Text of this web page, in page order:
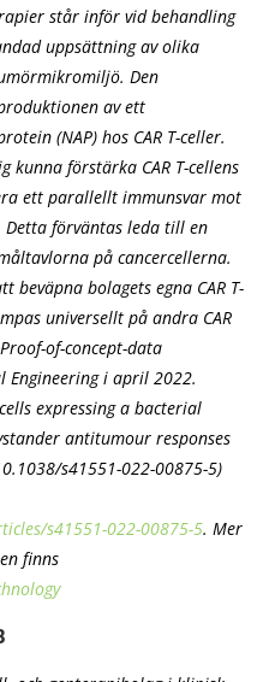
står inför vid behandling
uppsättning av olika
Den
av ett
(NAP) hos CAR T-celler.
kunna förstärka CAR T-cellens
ett parallellt immunsvar mot
Detta förväntas leda till en
på cancercellerna.
beväpna bolagets egna CAR T-
universellt på andra CAR
of-concept-data
Engineering i april 2022.
expressing a bacterial
antitumour responses
s41551-022-00875-5)
s41551-022-00875-5. Mer
finns